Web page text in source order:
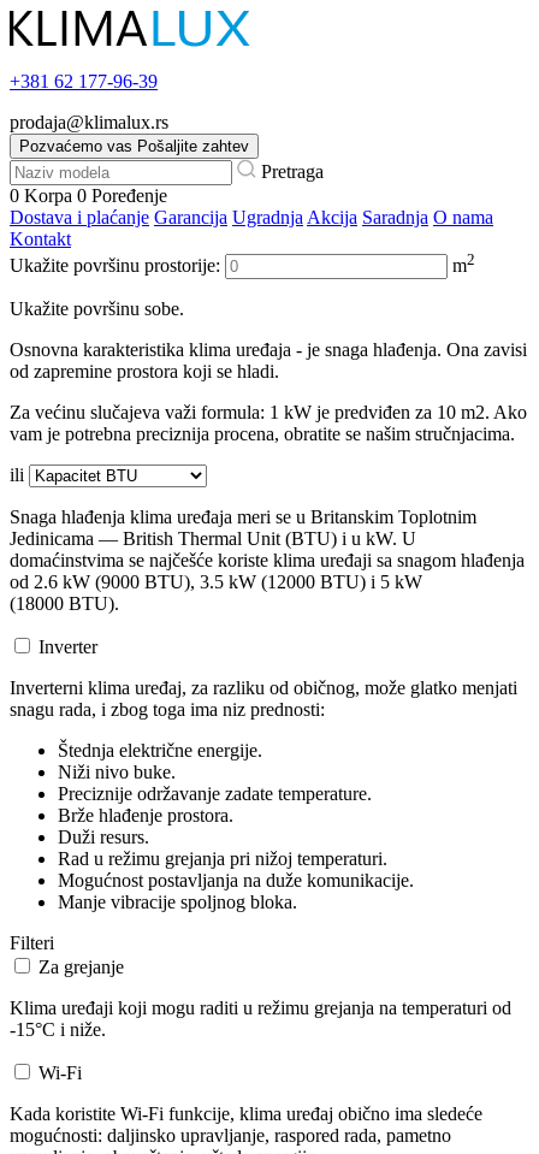
+381 62 177-96-39
prodaja@klimalux.rs
Pozvaćemo vas Pošaljite zahtev
Pretraga
0 Korpa 0 Poređenje
Dostava i plaćanje Garancija Ugradnja Akcija Saradnja O nama
Kontakt
Ukažite površinu prostorije:
m2
Ukažite površinu sobe.
Osnovna karakteristika klima uređaja - je snaga hlađenja. Ona zavisi
od zapremine prostora koji se hladi.
Za većinu slučajeva važi formula: 1 kW je predviđen za 10 m2. Ako
vam je potrebna preciznija procena, obratite se našim stručnjacima.
ili
Snaga hlađenja klima uređaja meri se u Britanskim Toplotnim
Jedinicama — British Thermal Unit (BTU) i u kW. U
domaćinstvima se najčešće koriste klima uređaji sa snagom hlađenja
od 2.6 kW (9000 BTU), 3.5 kW (12000 BTU) i 5 kW
(18000 BTU).
Inverter
Inverterni klima uređaj, za razliku od običnog, može glatko menjati
snagu rada, i zbog toga ima niz prednosti:
Štednja električne energije.
Niži nivo buke.
Preciznije održavanje zadate temperature.
Brže hlađenje prostora.
Duži resurs.
Rad u režimu grejanja pri nižoj temperaturi.
Mogućnost postavljanja na duže komunikacije.
Manje vibracije spoljnog bloka.
Filteri
Za grejanje
Klima uređaji koji mogu raditi u režimu grejanja na temperaturi od
-15°C i niže.
Wi-Fi
Kada koristite Wi-Fi funkcije, klima uređaj obično ima sledeće
mogućnosti: daljinsko upravljanje, raspored rada, pametno